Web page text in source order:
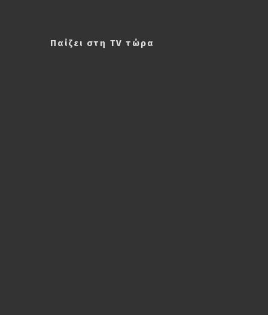
Παίζει στη TV τώρα